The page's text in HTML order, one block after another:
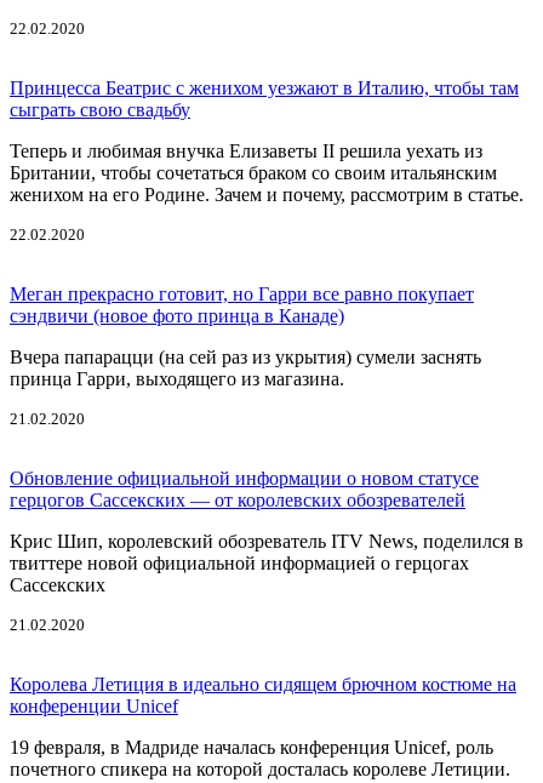
22.02.2020
Принцесса Беатрис с женихом уезжают в Италию, чтобы там
сыграть свою свадьбу
Теперь и любимая внучка Елизаветы II решила уехать из
Британии, чтобы сочетаться браком со своим итальянским
женихом на его Родине. Зачем и почему, рассмотрим в статье.
22.02.2020
Меган прекрасно готовит, но Гарри все равно покупает
сэндвичи (новое фото принца в Канаде)
Вчера папарацци (на сей раз из укрытия) сумели заснять
принца Гарри, выходящего из магазина.
21.02.2020
Обновление официальной информации о новом статусе
герцогов Сассекских — от королевских обозревателей
Крис Шип, королевский обозреватель ITV News, поделился в
твиттере новой официальной информацией о герцогах
Сассекских
21.02.2020
Королева Летиция в идеально сидящем брючном костюме на
конференции Unicef
19 февраля, в Мадриде началась конференция Unicef, роль
почетного спикера на которой досталась королеве Летиции.